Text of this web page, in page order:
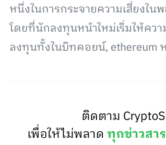
หนึ่งในการกระจายความเสี่ยงใ
โดยที่นักลงทุนหน้าใหม่เริ่มให้คว
ลงทุนทั้งในบิทคอยน์, ethereum
ติดตาม
เพื่อให้ไม่พลาดทุกข่าวสาร